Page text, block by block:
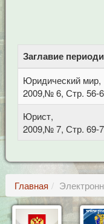
Заглавие
Юридический мир,
2009,№ 6, Стр. 56-
Юрист,
2009,№ 7, Стр. 69-
Главная